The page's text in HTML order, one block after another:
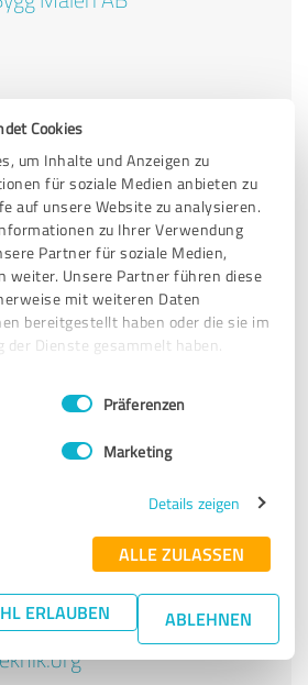
Cookies
um Inhalte und Anzeigen zu
für soziale Medien anbieten zu
auf unsere Website zu analysieren.
zu Ihrer Verwendung
Partner für soziale Medien,
weiter. Unsere Partner führen diese
mit weiteren Daten
bereitgestellt haben oder die sie im
der Dienste gesammelt haben.
Präferenzen
Marketing
Details zeigen
ALLE ZULASSEN
ERLAUBEN ABLEHNEN
AB
I STOCKHOLM TILL FAST
- STÄDFIRMA LOLITASTÄD
und Cafés)
| Der goldene Weg
Rentenoptimierung &